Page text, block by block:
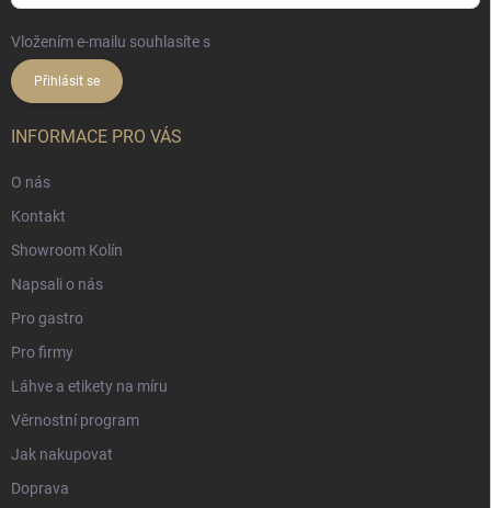
Vložením e-mailu souhlasíte s
Přihlásit se
INFORMACE PRO VÁS
O nás
Kontakt
Showroom Kolín
Napsali o nás
Pro gastro
Pro firmy
Láhve a etikety na míru
Věrnostní program
Jak nakupovat
Doprava